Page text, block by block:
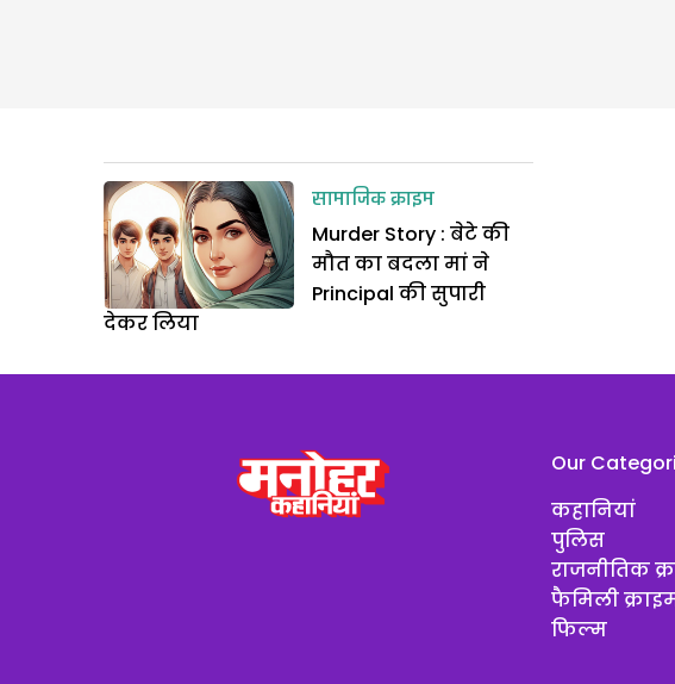
सामाजिक क्राइम
Murder Story : बेटे की
मौत का बदला मां ने
Principal की सुपारी
देकर लिया
Our
कहानियां
पुलिस
राजनीतिक
फैमिली
फिल्म